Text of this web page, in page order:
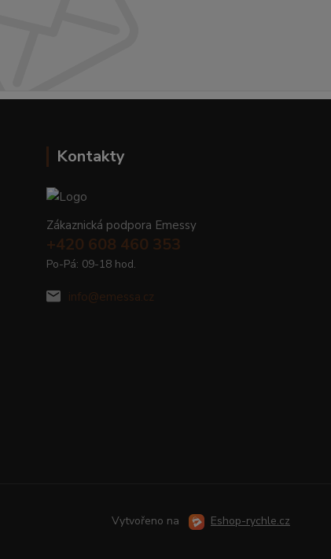
Kontakty
Zákaznická podpora Emessy
+420 608 460 353
Po-Pá: 09-18 hod.
info@emessa.cz
Vytvořeno na Eshop-rychle.cz